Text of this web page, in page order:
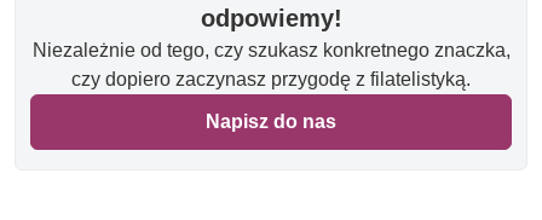
odpowiemy!
Niezależnie od tego, czy szukasz konkretnego znaczka,
czy dopiero zaczynasz przygodę z filatelistyką.
Napisz do nas